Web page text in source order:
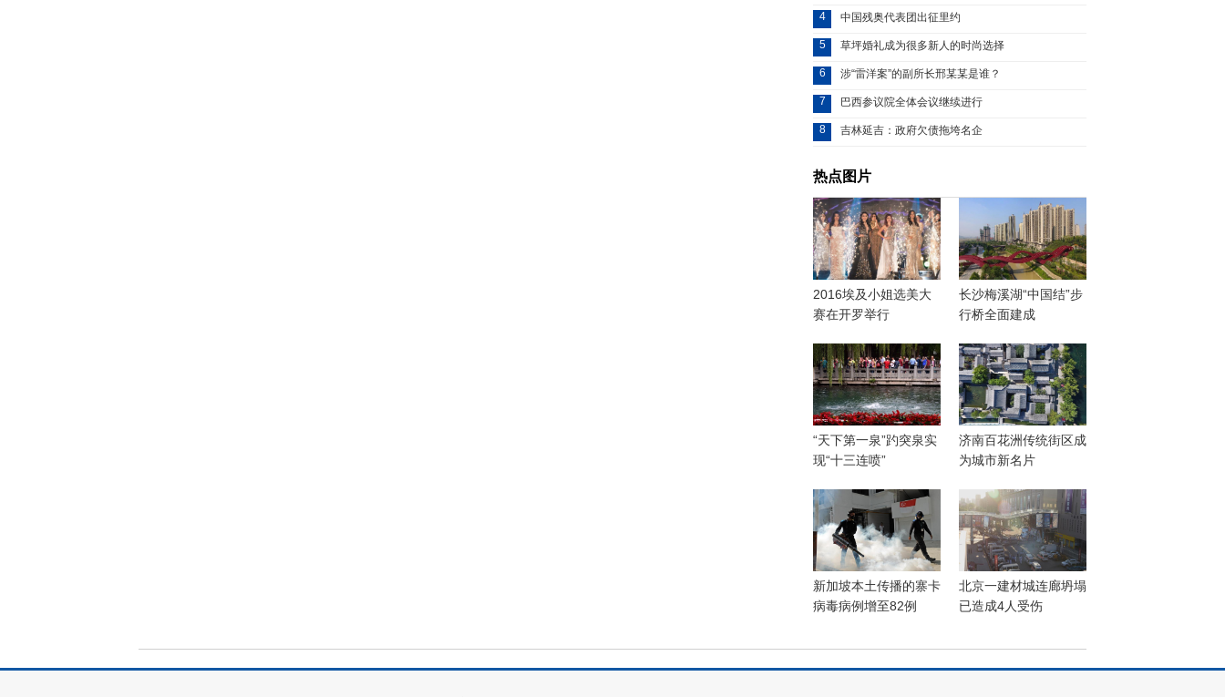
4 中国残奥代表团出征里约
5 草坪婚礼成为很多新人的时尚选择
6 涉“雷洋案”的副所长邢某某是谁？
7 巴西参议院全体会议继续进行
8 吉林延吉：政府欠债拖垮名企
热点图片
2016埃及小姐选美大
赛在开罗举行
长沙梅溪湖“中国结”步
行桥全面建成
“天下第一泉”趵突泉实
现“十三连喷”
济南百花洲传统街区成
为城市新名片
新加坡本土传播的寨卡
病毒病例增至82例
北京一建材城连廊坍塌
已造成4人受伤